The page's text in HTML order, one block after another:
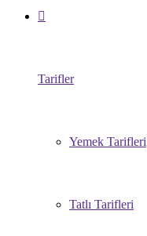
Tarifler
Yemek Tarifleri
Tatlı Tarifleri